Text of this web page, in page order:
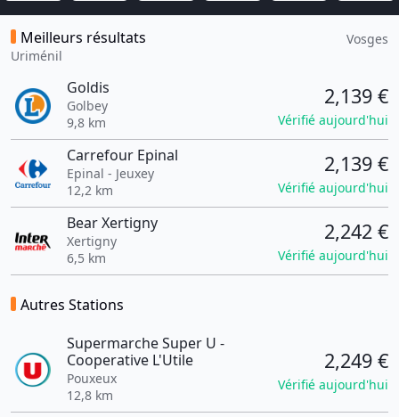
Meilleurs résultats
Uriménil
Vosges
Goldis
Golbey
9,8 km
2,139 €
Vérifié aujourd'hui
Carrefour Epinal
Epinal - Jeuxey
12,2 km
2,139 €
Vérifié aujourd'hui
Bear Xertigny
Xertigny
6,5 km
2,242 €
Vérifié aujourd'hui
Autres Stations
Supermarche Super U -
Cooperative L'Utile
Pouxeux
12,8 km
2,249 €
Vérifié aujourd'hui